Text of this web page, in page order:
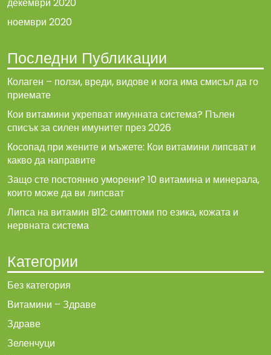
декември 2020
ноември 2020
Последни Публикации
Колаген – ползи, вреди, видове и кога има смисъл да го
приемате
Кои витамини укрепват имунната система? Пълен
списък за силен имунитет през 2026
Косопад при жените и мъжете: Кои витамини липсват и
какво да направите
Защо сте постоянно уморени? 10 витамина и минерала,
които може да ви липсват
Липса на витамин B12: симптоми по езика, кожата и
нервната система
Категории
Без категория
Витамини – Здраве
Здраве
Зеленчуци